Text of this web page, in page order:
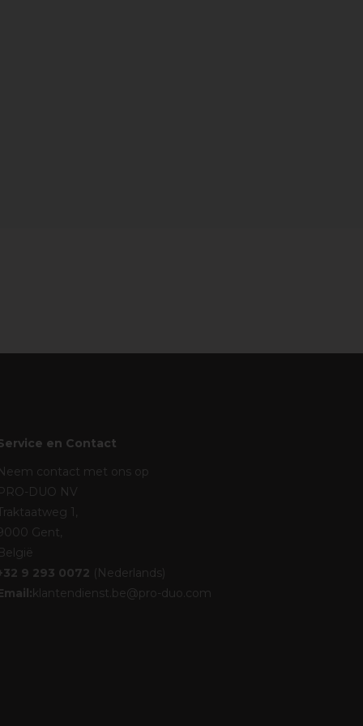
en Contact
contact met ons op
DUO NV
1,
Gent,
9 293 0072 (Nederlands)
klantendienst.be@pro-duo.com